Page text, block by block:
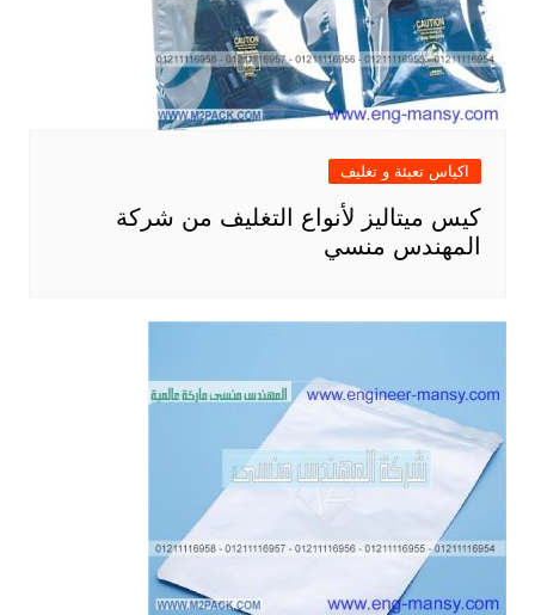
اكياس تعبئة و تغليف
كيس ميتاليز لأنواع التغليف من شركة
المهندس منسي